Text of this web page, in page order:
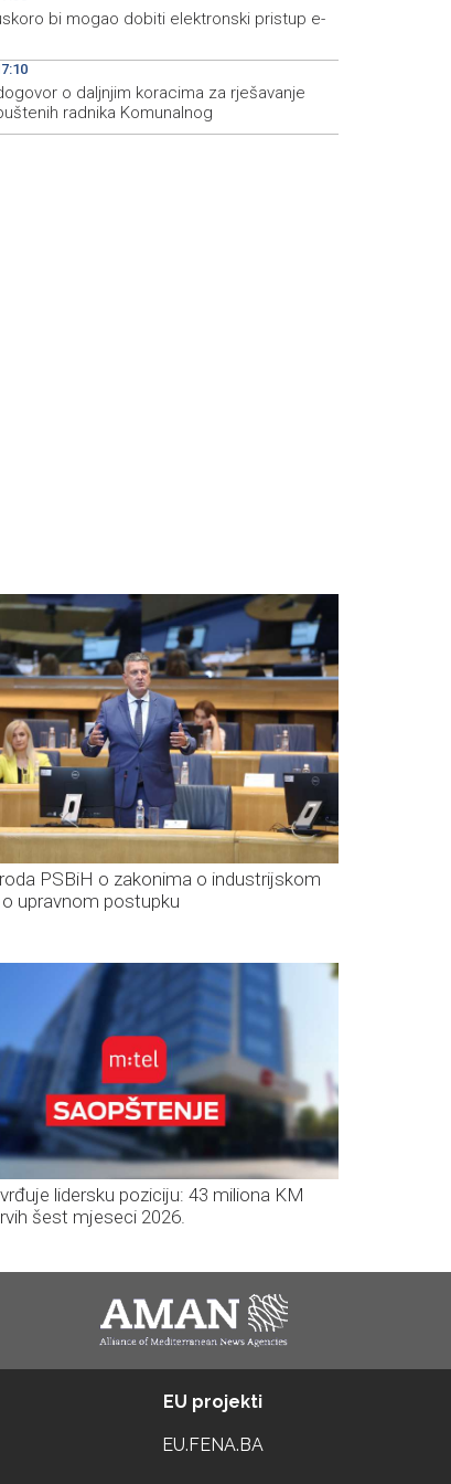
bi mogao dobiti elektronski pristup e-
o daljnjim koracima za rješavanje
radnika Komunalnog
PSBiH o zakonima o industrijskom
o upravnom postupku
lidersku poziciju: 43 miliona KM
šest mjeseci 2026.
EU projekti
EU.FENA.BA